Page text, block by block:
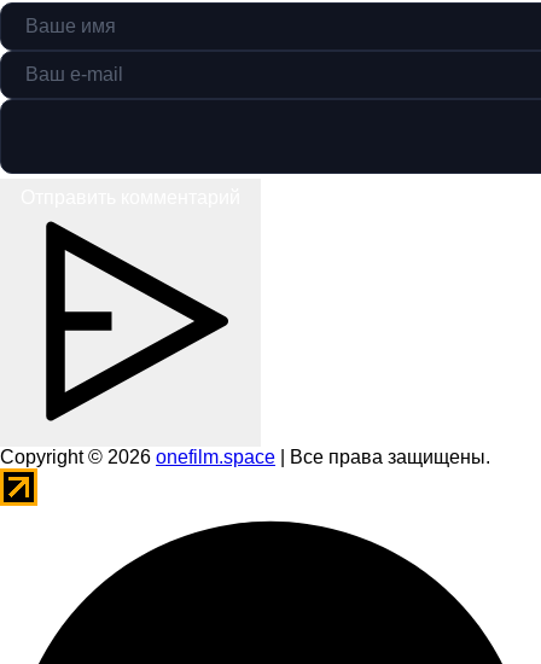
Copyright © 2026 onefilm.space | Все права защищены.